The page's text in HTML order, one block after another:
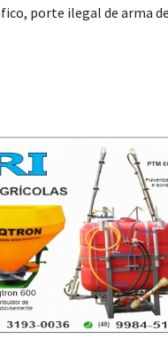
porte ilegal de arma